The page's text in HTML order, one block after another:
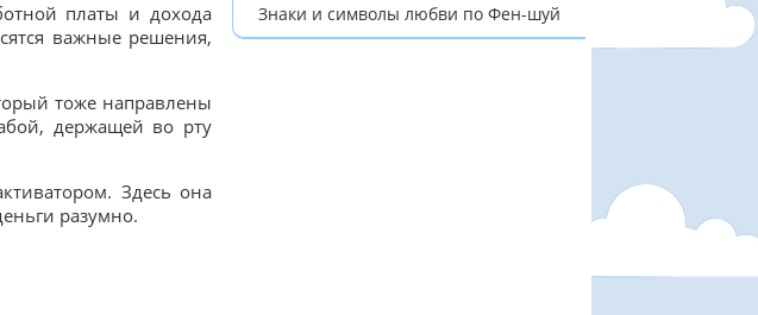
платы и дохода
важные решения,
тоже направлены
держащей во рту
Здесь она
разумно.
Знаки и символы любви по Фен-шуй